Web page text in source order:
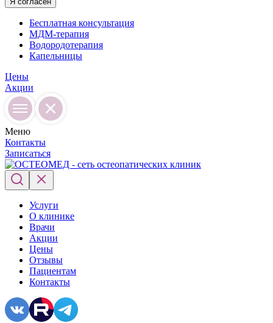
Бесплатная консультация
МДМ-терапия
Водородотерапия
Капельницы
Цены
Акции
Меню
Контакты
Записаться
Услуги
О клинике
Врачи
Акции
Цены
Отзывы
Пациентам
Контакты